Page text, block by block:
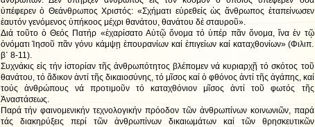
ὑπέφερεν ὁ Θεάνθρωπος Χριστός: «Σχήματι εὑρεθείς ὡς ἄνθρωπος ἐταπείνωσεν
ἑαυτόν γενόμενος ὑπήκοος μέχρι θανάτου, θανάτου δέ σταυροῦ».
Διά τοῦτο ὁ Θεός Πατήρ «ἐχαρίσατο Αὐτῷ ὄνομα τό ὑπέρ πᾶν ὄνομα, ἵνα ἐν τῷ
ὀνόματι Ἰησοῦ πᾶν γόνυ κάμψῃ ἐπουρανίων καί ἐπιγείων καί καταχθονίων» (Φιλιπ.
β΄ 8-11).
Συχνάκις εἰς τήν ἱστορίαν τῆς ἀνθρωπότητος βλέπομεν νά κυριαρχῇ τό σκότος τοῦ
θανάτου, τό ἄδικον ἀντί τῆς δικαιοσύνης, τό μῖσος καί ὁ φθόνος ἀντί τῆς ἀγάπης, καί
τούς ἀνθρώπους νά προτιμοῦν τό καταχθόνιον μῖσος ἀντί τοῦ φωτός τῆς
Ἀναστάσεως.
Παρά τήν φαινομενικήν τεχνολογικήν πρόοδον τῶν ἀνθρωπίνων κοινωνιῶν, παρά
τάς διακηρύξεις περί τῶν ἀνθρωπίνων δικαιωμάτων καί τῶν θρησκευτικῶν